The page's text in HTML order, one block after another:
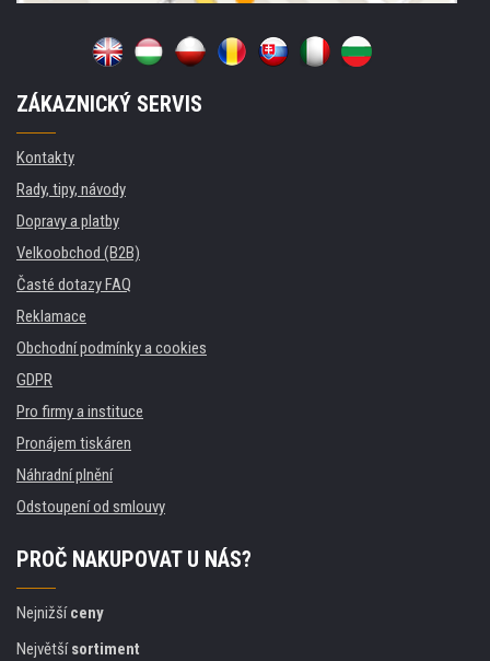
ZÁKAZNICKÝ SERVIS
Kontakty
Rady, tipy, návody
Dopravy a platby
Velkoobchod (B2B)
Časté dotazy FAQ
Reklamace
Obchodní podmínky a cookies
GDPR
Pro firmy a instituce
Pronájem tiskáren
Náhradní plnění
Odstoupení od smlouvy
PROČ NAKUPOVAT U NÁS?
Nejnižšíceny
Největšísortiment